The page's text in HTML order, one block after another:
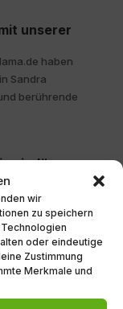
wir
zu speichern
oder eindeutige
Zustimmung
Merkmale und
unserer
haben
Sandra
berührende
sind“ –
portraitiert.
verpasst
Online-Abo